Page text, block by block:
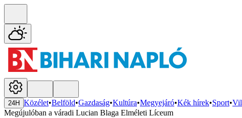
24H Közélet•Belföld•Gazdaság•Kultúra•Megyejáró•Kék hírek•Sport•
Megújulóban a váradi Lucian Blaga Elméleti Líceum